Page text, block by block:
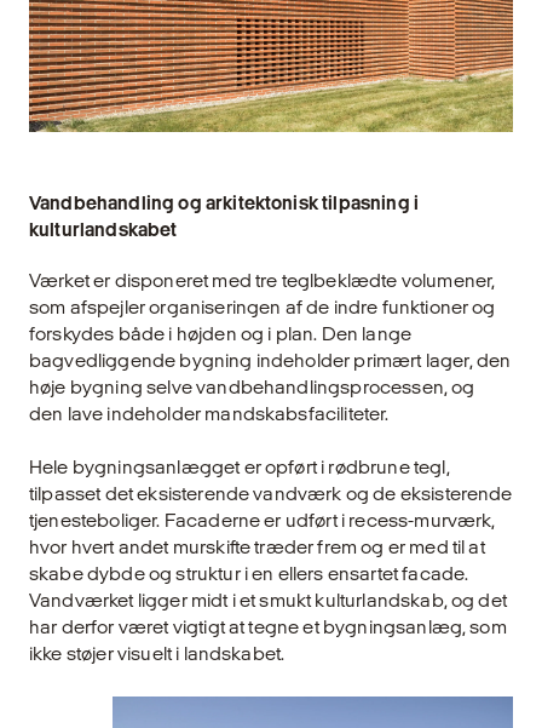
Vandbehandling og arkitektonisk tilpasning i
kulturlandskabet
Værket er disponeret med tre teglbeklædte volumener,
som afspejler organiseringen af de indre funktioner og
forskydes både i højden og i plan. Den lange
bagvedliggende bygning indeholder primært lager, den
høje bygning selve vandbehandlingsprocessen, og
den lave indeholder mandskabsfaciliteter.
Hele bygningsanlægget er opført i rødbrune tegl,
tilpasset det eksisterende vandværk og de eksisterende
tjenesteboliger. Facaderne er udført i recess-murværk,
hvor hvert andet murskifte træder frem og er med til at
skabe dybde og struktur i en ellers ensartet facade.
Vandværket ligger midt i et smukt kulturlandskab, og det
har derfor været vigtigt at tegne et bygningsanlæg, som
ikke støjer visuelt i landskabet.